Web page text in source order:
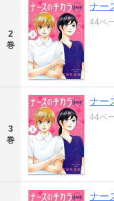
2
巻
ナー
44ペ
3
巻
ナー
44ペ
ナー